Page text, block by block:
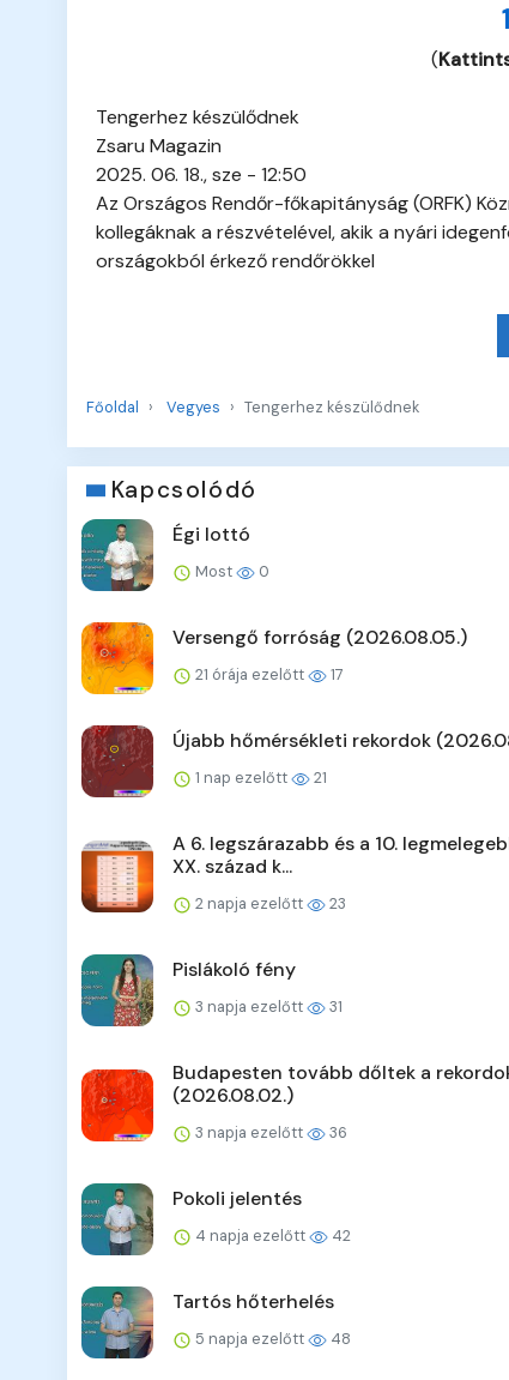
(
Tengerhez készülődnek
Zsaru Magazin
2025. 06. 18., sze - 12:50
Az Országos Rendőr-főkapitányság (ORFK)
kollegáknak a részvételével, akik a nyári
országokból érkező rendőrökkel
Főoldal Vegyes Tengerhez készülődnek
Kapcsolódó
Égi lottó
Most 0
Versengő forróság (2026.08.05.)
21 órája ezelőtt 17
Újabb hőmérsékleti rekordok
1 nap ezelőtt 21
A 6. legszárazabb és a 10.
XX. század k...
2 napja ezelőtt 23
Pislákoló fény
3 napja ezelőtt 31
Budapesten tovább dőltek a
(2026.08.02.)
3 napja ezelőtt 36
Pokoli jelentés
4 napja ezelőtt 42
Tartós hőterhelés
5 napja ezelőtt 48